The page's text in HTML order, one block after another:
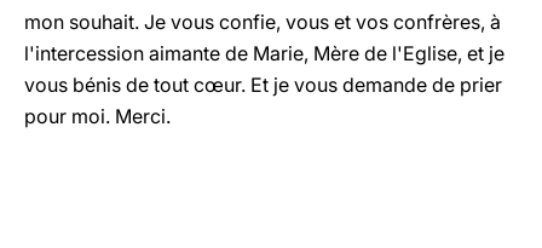
mon souhait. Je vous confie, vous et vos confrères, à
l'intercession aimante de Marie, Mère de l'Eglise, et je
vous bénis de tout cœur. Et je vous demande de prier
pour moi. Merci.